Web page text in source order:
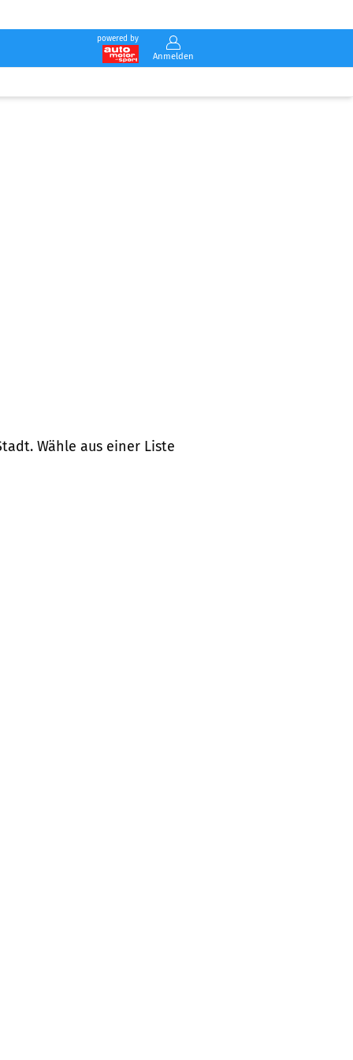
powered by
Anmelden
Wähle aus einer Liste